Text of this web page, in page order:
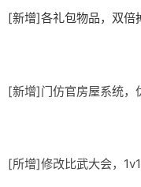
[新增]各礼包物品，双倍
[新增]门仿官房屋系统，
[所增]修改比武大会，